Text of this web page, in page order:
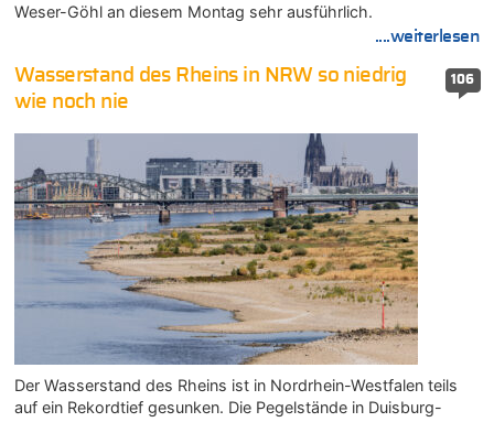
Weser-Göhl an diesem Montag sehr ausführlich.
....weiterlesen
106
Wasserstand des Rheins in NRW so niedrig
wie noch nie
Der Wasserstand des Rheins ist in Nordrhein-Westfalen teils
auf ein Rekordtief gesunken. Die Pegelstände in Duisburg-